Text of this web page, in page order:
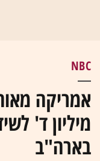
NBC
מיליון ד'
בארה"ב